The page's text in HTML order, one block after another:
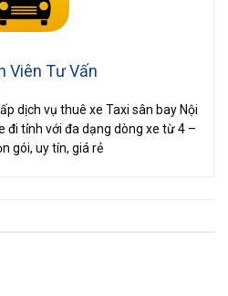
Viên Tư Vấn
dịch vụ thuê xe Taxi sân bay Nội
đi tỉnh với đa dạng dòng xe từ 4 –
gói, uy tín, giá rẻ